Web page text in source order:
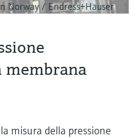
Norway / Endress+Hauser
membrana
misura della pressione